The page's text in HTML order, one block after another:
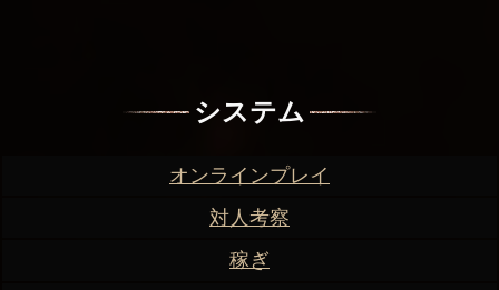
システム
オンラインプレイ
対人考察
稼ぎ